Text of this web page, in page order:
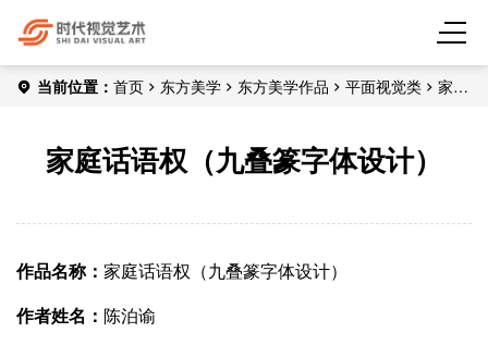
当前位置： 首页 东方美学 东方美学作品 平面视觉类
家庭
家庭话语权（九叠篆字体设计）
作品名称： 家庭话语权（九叠篆字体设计）
作者姓名： 陈泊谕